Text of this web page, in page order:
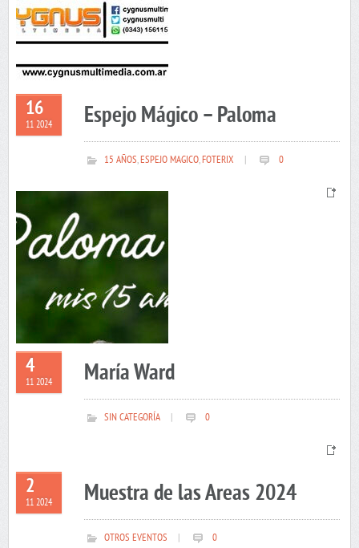
16
11 2024 Espejo Mágico – Paloma
15 AÑOS,ESPEJO MAGICO,FOTERIX 0
4
11 2024 María Ward
SIN CATEGORÍA 0
2
11 2024 Muestra de las Areas 2024
OTROS EVENTOS 0